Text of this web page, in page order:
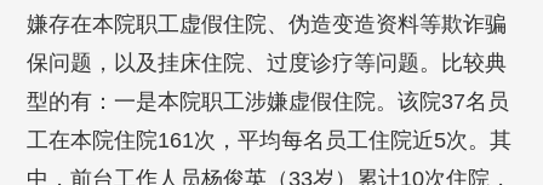
嫌存在本院职工虚假住院、伪造变造资料等欺诈骗
保问题，以及挂床住院、过度诊疗等问题。比较典
型的有：一是本院职工涉嫌虚假住院。该院37名员
工在本院住院161次，平均每名员工住院近5次。其
中，前台工作人员杨俊英（33岁）累计10次住院，